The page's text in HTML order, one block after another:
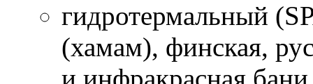
гидротермальный
(хамам), финская,